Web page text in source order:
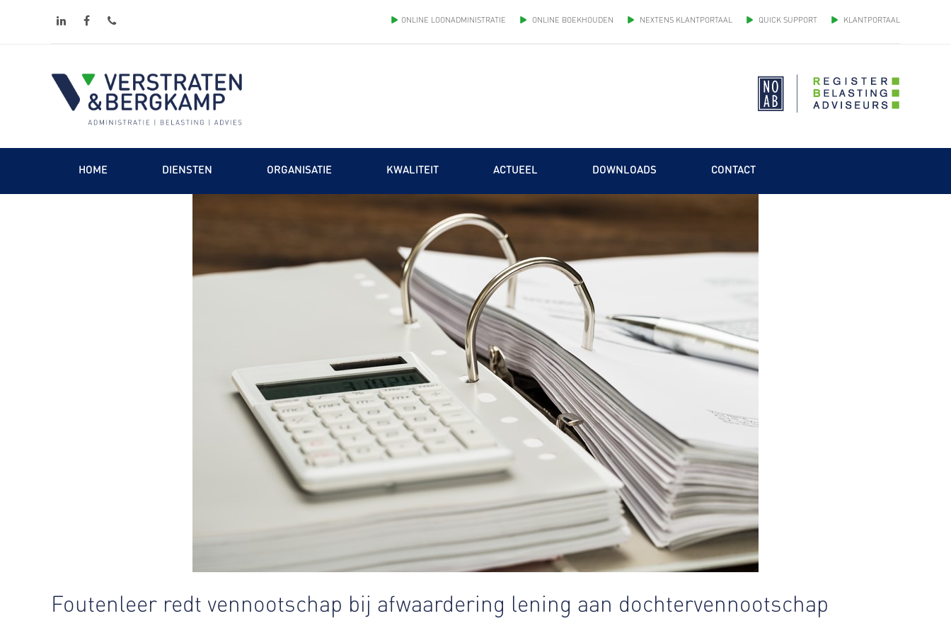
linkedinfacebookphone ONLINE LOONADMINISTRATIE ONLINE BOEKHOUDEN NEXTENS KLANTPORTAAL QUICK SUPPORT KLANTPORTAAL
HOME DIENSTEN ORGANISATIE KWALITEIT ACTUEEL DOWNLOADS CONTACT
Foutenleer redt vennootschap bij afwaardering lening aan dochtervennootschap